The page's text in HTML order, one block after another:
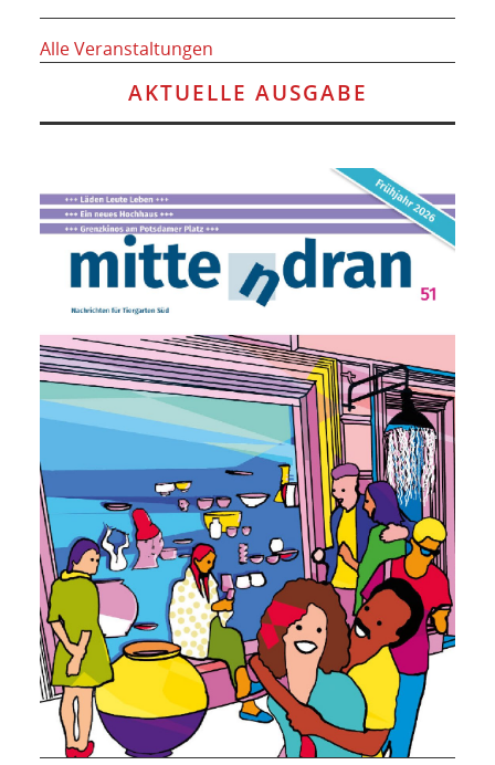
Alle Veranstaltungen
AKTUELLE AUSGABE